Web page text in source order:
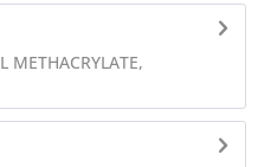
METHACRYLATE,